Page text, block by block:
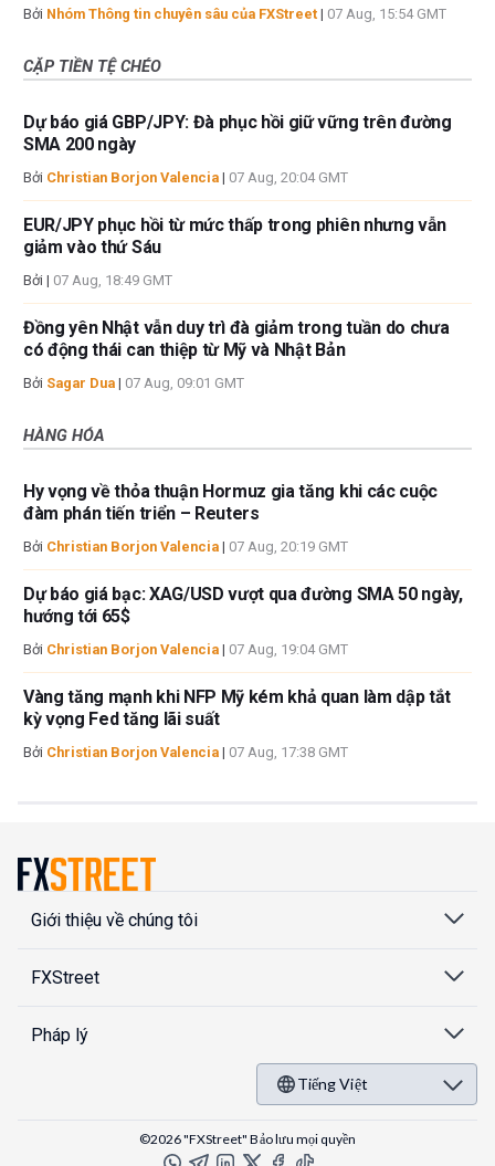
Bởi Nhóm Thông tin chuyên sâu của FXStreet | 07 Aug, 15:54 GMT
CẶP TIỀN TỆ CHÉO
Dự báo giá GBP/JPY: Đà phục hồi giữ vững trên đường
SMA 200 ngày
Bởi Christian Borjon Valencia | 07 Aug, 20:04 GMT
EUR/JPY phục hồi từ mức thấp trong phiên nhưng vẫn
giảm vào thứ Sáu
Bởi | 07 Aug, 18:49 GMT
Đồng yên Nhật vẫn duy trì đà giảm trong tuần do chưa
có động thái can thiệp từ Mỹ và Nhật Bản
Bởi Sagar Dua | 07 Aug, 09:01 GMT
HÀNG HÓA
Hy vọng về thỏa thuận Hormuz gia tăng khi các cuộc
đàm phán tiến triển – Reuters
Bởi Christian Borjon Valencia | 07 Aug, 20:19 GMT
Dự báo giá bạc: XAG/USD vượt qua đường SMA 50 ngày,
hướng tới 65$
Bởi Christian Borjon Valencia | 07 Aug, 19:04 GMT
Vàng tăng mạnh khi NFP Mỹ kém khả quan làm dập tắt
kỳ vọng Fed tăng lãi suất
Bởi Christian Borjon Valencia | 07 Aug, 17:38 GMT
Giới thiệu về chúng tôi
FXStreet
Pháp lý
Tiếng Việt
©2026 "FXStreet" Bảo lưu mọi quyền